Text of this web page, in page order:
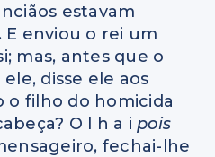
estavam
E enviou o rei um
mas, antes que o
disse ele aos
o filho do homicida
O l h a i pois
fechai-lhe